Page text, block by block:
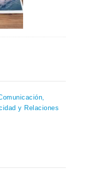
y Relaciones